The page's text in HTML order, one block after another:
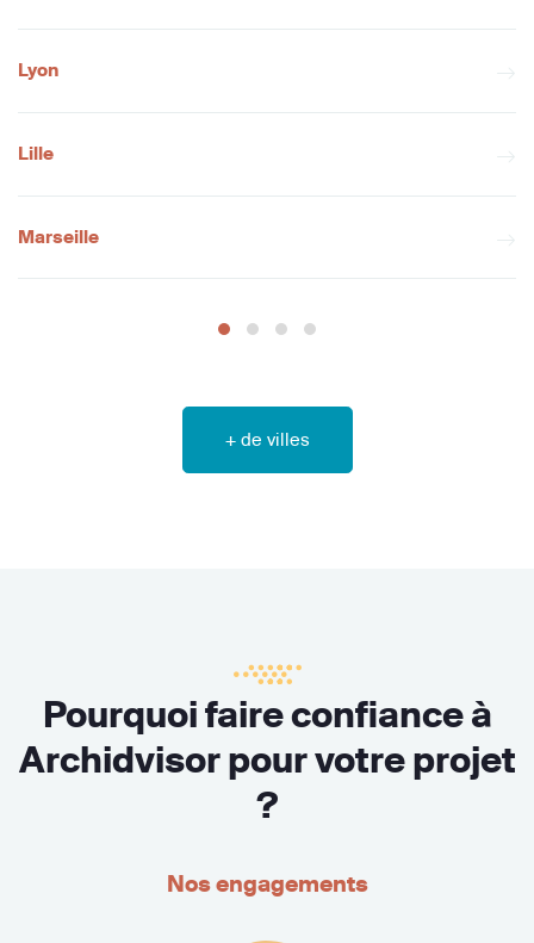
Lyon
Lille
Marseille
+ de villes
Pourquoi faire confiance à
Archidvisor pour votre projet
?
Nos engagements